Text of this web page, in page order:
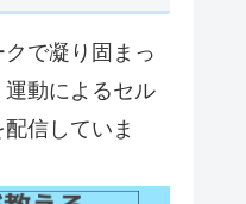
で凝り固まっ
動によるセル
信していま